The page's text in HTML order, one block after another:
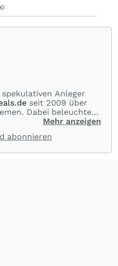
Anleger
seit 2009 über
Dabei beleuchtet
aktuelleMehr anzeigen
abonnieren